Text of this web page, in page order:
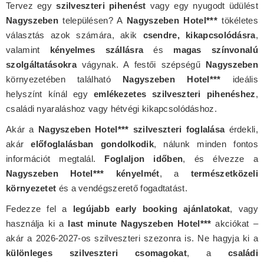
Tervez egyszilveszteri pihenést vagy egy nyugodt üdülést
Nagyszeben településen? A Nagyszeben Hotel***tökéletes
választás azok számára, akik csendre, kikapcsolódásra,
valamint kényelmes szállásraés magas színvonalú
szolgáltatásokravágynak. A festői szépségű Nagyszeben
környezetében található Nagyszeben Hotel*** ideális
helyszínt kínál egy emlékezetes szilveszteri pihenéshez,
családi nyaraláshoz vagy hétvégi kikapcsolódáshoz.
Akár a Nagyszeben Hotel*** szilveszteri foglalásaérdekli,
akárelőfoglalásban gondolkodik, nálunk minden fontos
információt megtalál. Foglaljon időben, és élvezze a
Nagyszeben Hotel*** kényelmét, a természetközeli
környezetet és a vendégszerető fogadtatást.
Fedezze fel a legújabb early booking ajánlatokat, vagy
használja ki a last minute Nagyszeben Hotel*** akciókat –
akár a 2026-2027-os szilveszteri szezonra is. Ne hagyja ki a
különleges szilveszteri csomagokat, a családi